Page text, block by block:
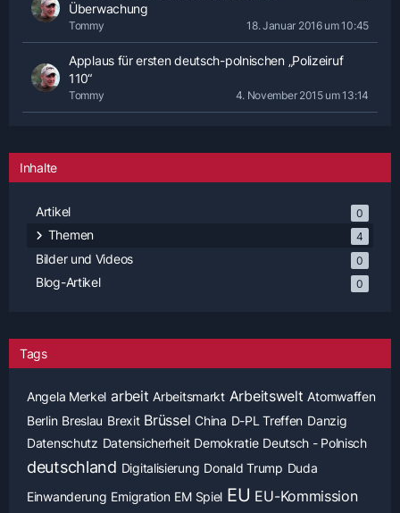
Überwachung
Tommy 18. Januar 2016 um 10:45
Applaus für ersten deutsch-polnischen „Polizeiruf
110“
Tommy 4. November 2015 um 13:14
Inhalte
Artikel 0
Themen 4
Bilder und Videos 0
Blog-Artikel 0
Tags
Angela Merkel arbeit Arbeitsmarkt Arbeitswelt Atomwaffen
Berlin Breslau Brexit Brüssel China D-PL Treffen Danzig
Datenschutz Datensicherheit Demokratie Deutsch - Polnisch
deutschland Digitalisierung Donald Trump Duda
Einwanderung Emigration EM Spiel EU EU-Kommission